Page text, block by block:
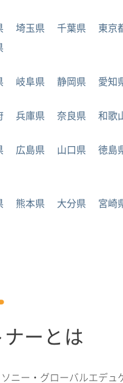
埼玉県 千葉県 東京
岐阜県 静岡県 愛知
兵庫県 奈良県 和歌
広島県 山口県 徳島
熊本県 大分県 宮崎
ナーとは
ニー・グローバルエデュ